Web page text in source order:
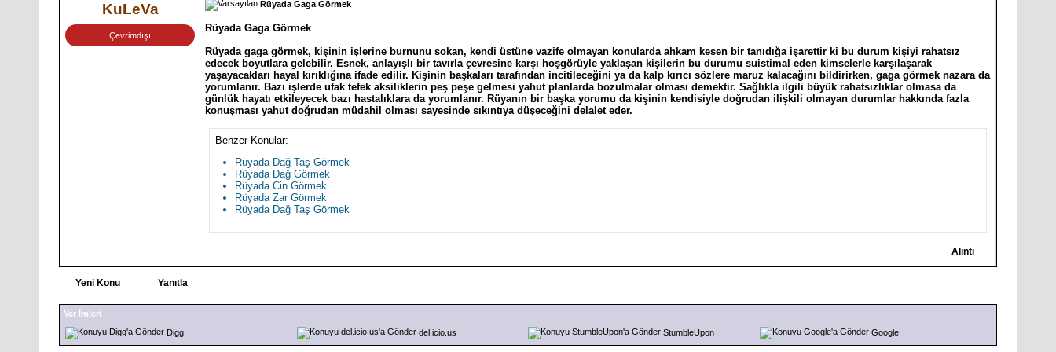
KuLeVa
Çevrimdışı
Rüyada Gaga Görmek
Rüyada Gaga Görmek
Rüyada gaga görmek, kişinin işlerine burnunu sokan, kendi üstüne vazife olmayan konularda ahkam kesen bir tanıdığa işarettir ki bu durum kişiyi rahatsız
edecek boyutlara gelebilir. Esnek, anlayışlı bir tavırla çevresine karşı hoşgörüyle yaklaşan kişilerin bu durumu suistimal eden kimselerle karşılaşarak
yaşayacakları hayal kırıklığına ifade edilir. Kişinin başkaları tarafından incitileceğini ya da kalp kırıcı sözlere maruz kalacağını bildirirken, gaga görmek nazara da
yorumlanır. Bazı işlerde ufak tefek aksiliklerin peş peşe gelmesi yahut planlarda bozulmalar olması demektir. Sağlıkla ilgili büyük rahatsızlıklar olmasa da
günlük hayatı etkileyecek bazı hastalıklara da yorumlanır. Rüyanın bir başka yorumu da kişinin kendisiyle doğrudan ilişkili olmayan durumlar hakkında fazla
konuşması yahut doğrudan müdahil olması sayesinde sıkıntıya düşeceğini delalet eder.
Benzer Konular:
Rüyada Dağ Taş Görmek
Rüyada Dağ Görmek
Rüyada Cin Görmek
Rüyada Zar Görmek
Rüyada Dağ Taş Görmek
Alıntı
Yeni Konu Yanıtla
Yer İmleri
Digg
del.icio.us StumbleUpon Google